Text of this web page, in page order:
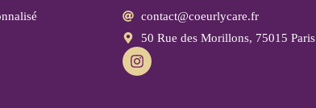
contact@coeurlycare.fr
50 Rue des Morillons, 75015 Paris